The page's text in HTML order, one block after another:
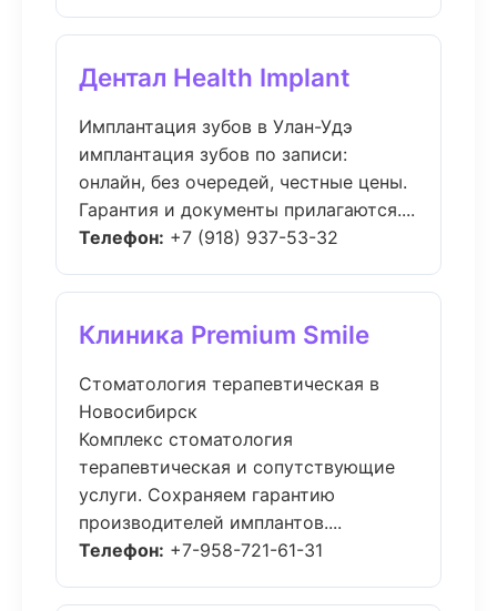
Дентал Health Implant
Имплантация зубов в Улан-Удэ
имплантация зубов по записи:
онлайн, без очередей, честные цены.
Гарантия и документы прилагаются....
Телефон: +7 (918) 937-53-32
Клиника Premium Smile
Стоматология терапевтическая в
Новосибирск
Комплекс стоматология
терапевтическая и сопутствующие
услуги. Сохраняем гарантию
производителей имплантов....
Телефон: +7-958-721-61-31